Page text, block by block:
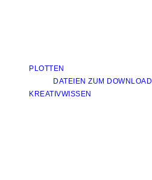
PLOTTEN
DATEIEN ZUM DOWNLOAD
KREATIVWISSEN